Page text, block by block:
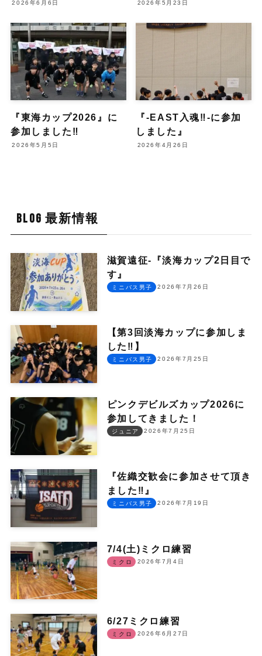
2026年6月6日 2026年5月23日
『東海カップ2026』に
参加しました‼︎
2026年5月5日
『-EAST入魂‼︎-に参加
しました』
2026年4月26日
BLOG 最新情報
滋賀遠征-『淡海カップ2日目で
す』
2026年7月26日
ミニバス男子
【第3回淡海カップに参加しま
した‼︎】
2026年7月25日
ミニバス男子
ピンクデビルズカップ2026に
参加してきました！
2026年7月25日
ジュニア
『佐織交歓会に参加させて頂き
ました‼︎』
2026年7月19日
ミニバス男子
7/4(土)ミクロ練習
2026年7月4日
ミクロ
6/27ミクロ練習
2026年6月27日
ミクロ